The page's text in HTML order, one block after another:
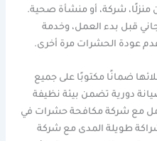
منزلًا، شركة، أو منشأة صحية.
قبل بدء العمل، وخدمة
عودة الحشرات مرة أخرى.
ضمانًا مكتوبًا على جميع
دورية تضمن بيئة نظيفة
مع شركة مكافحة حشرات في
طويلة المدى مع شركة